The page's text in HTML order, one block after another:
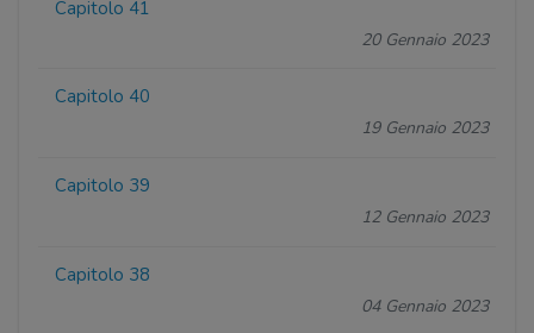
Capitolo 41
20 Gennaio 2023
Capitolo 40
19 Gennaio 2023
Capitolo 39
12 Gennaio 2023
Capitolo 38
04 Gennaio 2023